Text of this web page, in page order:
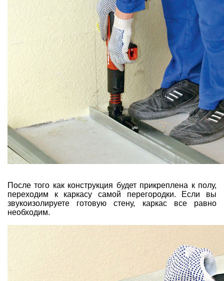
После того как конструкция будет прикреплена к полу,
переходим к каркасу самой перегородки. Если вы
звукоизолируете готовую стену, каркас все равно
необходим.